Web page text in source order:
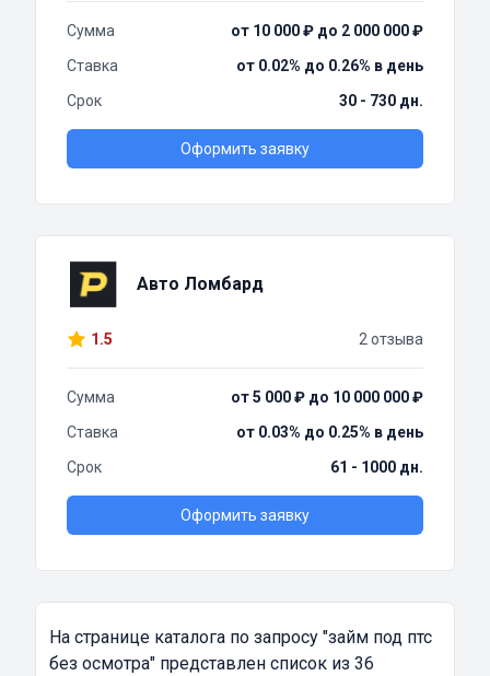
Сумма
от 10 000 ₽ до 2 000 000 ₽
Ставка
от 0.02% до 0.26% в день
Срок
30 - 730 дн.
Оформить заявку
Авто Ломбард
1.5 2 отзыва
Сумма
от 5 000 ₽ до 10 000 000 ₽
Ставка
от 0.03% до 0.25% в день
Срок
61 - 1000 дн.
Оформить заявку
На странице каталога по запросу "займ под птс
без осмотра" представлен список из 36